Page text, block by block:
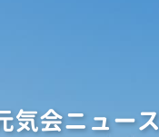
気会ニュース